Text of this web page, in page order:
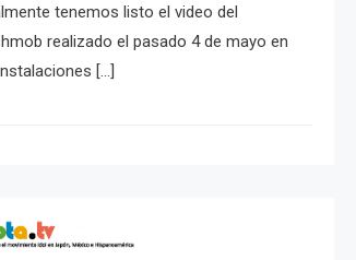
tenemos listo el video del
realizado el pasado 4 de mayo en
[…]